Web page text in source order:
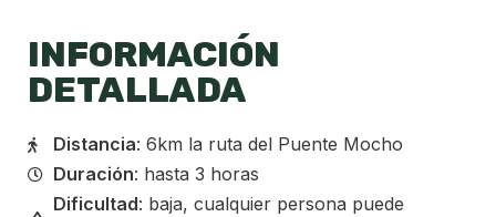
INFORMACIÓN
DETALLADA
Distancia: 6km la ruta del Puente Mocho
Duración: hasta 3 horas
Dificultad: baja, cualquier persona puede